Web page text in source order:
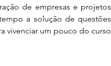
de empresas e projetos
a solução de questões
vivenciar um pouco do curso